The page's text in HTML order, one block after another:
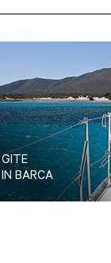
GITE
IN BARCA